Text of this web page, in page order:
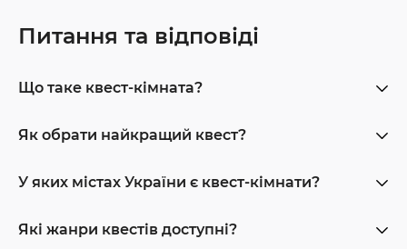
Питання та відповіді
Що таке квест-кімната?
Як обрати найкращий квест?
У яких містах України є квест-кімнати?
Які жанри квестів доступні?